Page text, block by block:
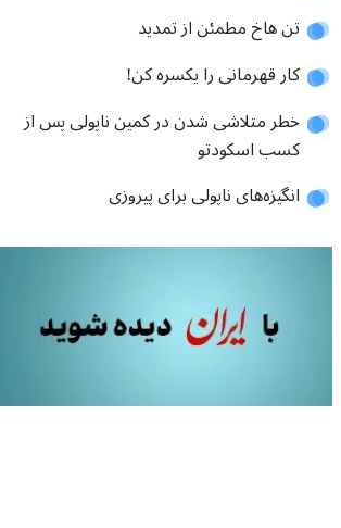
تن هاخ مطمئن از تمدید
کار قهرمانی را یکسره کن!
خطر متلاشی شدن در کمین ناپولی پس از
کسب اسکودتو
انگیزه‌های ناپولی برای پیروزی